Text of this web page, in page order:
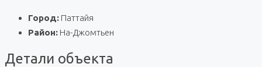
Город: Паттайя
Район: На-Джомтьен
Детали объекта